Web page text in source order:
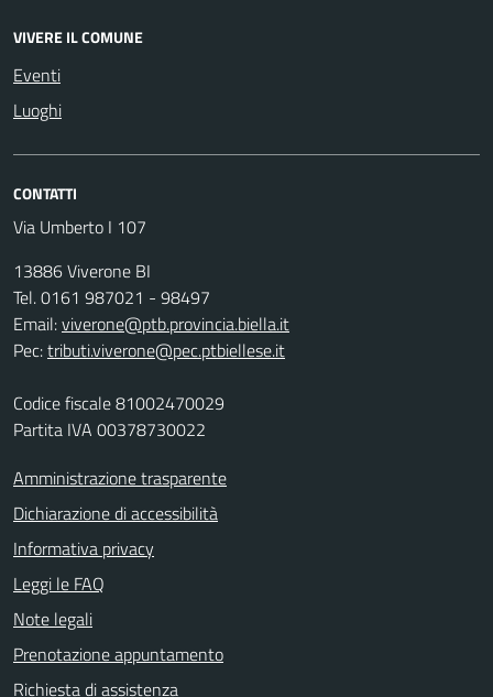
VIVERE IL COMUNE
Eventi
Luoghi
CONTATTI
Via Umberto I 107
13886 Viverone BI
Tel. 0161 987021 - 98497
Email:viverone@ptb.provincia.biella.it
Pec:tributi.viverone@pec.ptbiellese.it
Codice fiscale 81002470029
Partita IVA 00378730022
Amministrazione trasparente
Dichiarazione di accessibilità
Informativa privacy
Leggi le FAQ
Note legali
Prenotazione appuntamento
Richiesta di assistenza